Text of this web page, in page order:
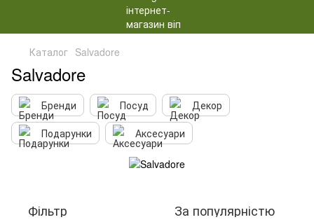
Каталог Salvadore
Salvadore
Бренди Посуд
Декор
Подарунки
Аксесуари
Фільтр За популярністю